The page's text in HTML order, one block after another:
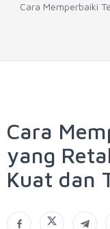
Cara Memperbaiki
Cara
yang
Kuat dan